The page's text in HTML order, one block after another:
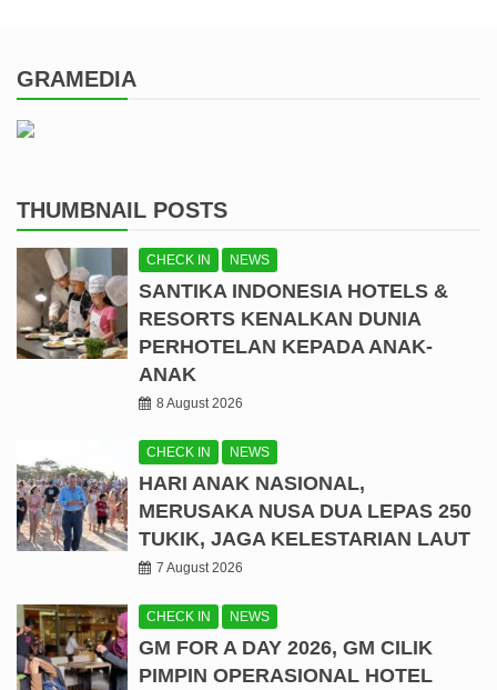
GRAMEDIA
THUMBNAIL POSTS
CHECK IN NEWS
SANTIKA INDONESIA HOTELS &
RESORTS KENALKAN DUNIA
PERHOTELAN KEPADA ANAK-
ANAK
8 August 2026
CHECK IN NEWS
HARI ANAK NASIONAL,
MERUSAKA NUSA DUA LEPAS 250
TUKIK, JAGA KELESTARIAN LAUT
7 August 2026
CHECK IN NEWS
GM FOR A DAY 2026, GM CILIK
PIMPIN OPERASIONAL HOTEL